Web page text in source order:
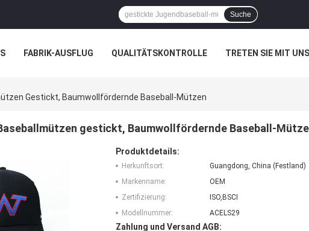
Suche
FABRIK-AUSFLUG QUALITÄTSKONTROLLE TRETEN SIE MIT
Gestickt, Baumwollfördernde Baseball-Mützen
gestickt, Baumwollfördernde Baseball-
Produktdetails:
Herkunftsort:
Guangdong, China (Festland)
Markenname:
OEM
Zertifizierung:
ISO,BSCI
Modellnummer:
ACELS29
Zahlung und Versand AGB: